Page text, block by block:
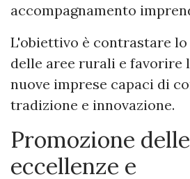
accompagnamento
L'obiettivo è contrastare
delle aree rurali e favorire
nuove imprese capaci di
tradizione e innovazione.
Promozione delle
eccellenze e